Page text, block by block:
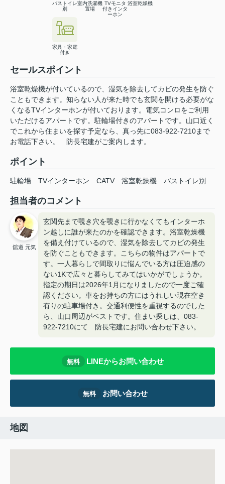
バストイレ
別
室内洗濯機
置場
TVモニタ
付きインタ
ーホン
浴室乾燥機
家具・家電
付き
セールスポイント
浴室乾燥機が付いているので、湿気を除去してカビの発生を防ぐ
こともできます。知らない人が来た時でも玄関を開ける必要がな
くなるTVインターホンが付いております。電気コンロをご利用
いただけるアパートです。駐輪場付きのアパートです。山口近く
でこれから住まいを探す予定なら、真っ先に083-922-7210まで
お電話下さい。 防長宅建がご案内します。
ポイント
駐輪場 TVインターホン CATV 浴室乾燥機 バストイレ別
担当者のコメント
舘道 元気
玄関先まで覗き穴を覗きに行かなくてもインターホ
ン越しに誰が来たのかを確認できます。浴室乾燥機
を備え付けているので、湿気を除去してカビの発生
を防ぐこともできます。こちらの物件はアパートで
す。一人暮らしで間取りに悩んでいる方は圧迫感の
ない1Kで広々と暮らしてみてはいかがでしょうか。
指定の期日は2026年1月になりましたので一度ご確
認ください。車をお持ちの方にはうれしい現在空き
有りの駐車場付き。交通利便性を重視するのでした
ら、山口周辺がベストです。住まい探しは、083-
922-7210にて 防長宅建にお問い合わせ下さい。
無料 LINEからお問い合わせ
無料 お問い合わせ
地図